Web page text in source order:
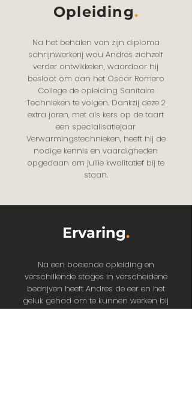
Opleiding.
Na het behalen van zijn diploma
schrijnwerkerij wou Andres zichzelf
verder ontwikkelen, waardoor hij
besloot om aan het Oscar Romero
College de opleiding Sanitaire
Technieken te volgen. Dankzij deze 2
extra jaren, met als kers op de taart
een specialisatiejaar
Verwarmingstechnieken, heeft hij de
nodige kennis en vaardigheden
opgedaan om jullie kwalitatief bij te
staan.
Ervaring.
Na een boeiende opleiding en
verschillende stages in verscheidene
bedrijven heeft Andres de eer en het
geluk gehad om te kunnen werken bij
een ervaren loodgieter. Hier heeft